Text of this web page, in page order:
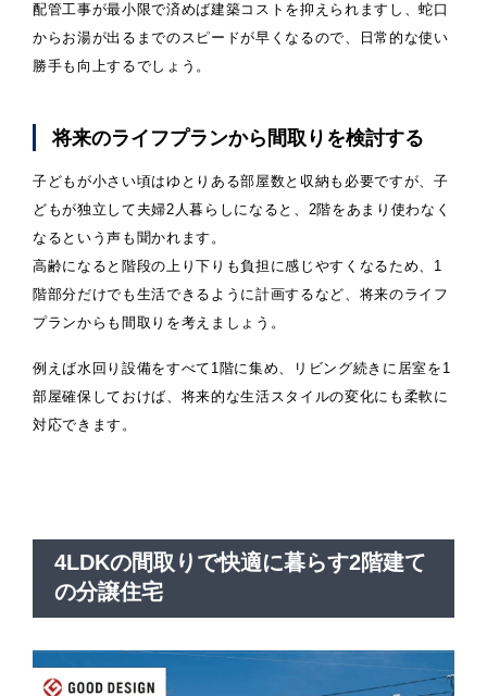
配管工事が最小限で済めば建築コストを抑えられますし、蛇口
からお湯が出るまでのスピードが早くなるので、日常的な使い
勝手も向上するでしょう。
将来のライフプランから間取りを検討する
子どもが小さい頃はゆとりある部屋数と収納も必要ですが、子
どもが独立して夫婦2人暮らしになると、2階をあまり使わなく
なるという声も聞かれます。
高齢になると階段の上り下りも負担に感じやすくなるため、1
階部分だけでも生活できるように計画するなど、将来のライフ
プランからも間取りを考えましょう。
例えば水回り設備をすべて1階に集め、リビング続きに居室を1
部屋確保しておけば、将来的な生活スタイルの変化にも柔軟に
対応できます。
4LDKの間取りで快適に暮らす2階建て
の分譲住宅